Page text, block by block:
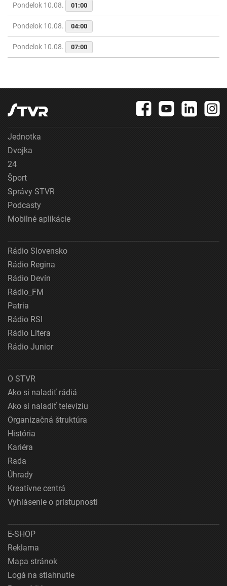
Pondelok 10.08. 01:00
Pondelok 10.08. 04:00
Pondelok 10.08. 07:00
Jednotka
Dvojka
24
Šport
Správy STVR
Podcasty
Mobilné aplikácie
Rádio Slovensko
Rádio Regina
Rádio Devín
Rádio_FM
Patria
Rádio RSI
Rádio Litera
Rádio Junior
O STVR
Ako si naladiť rádiá
Ako si naladiť televíziu
Organizačná štruktúra
História
Kariéra
Rada
Úhrady
Kreatívne centrá
Vyhlásenie o prístupnosti
E-SHOP
Reklama
Mapa stránok
Logá na stiahnutie